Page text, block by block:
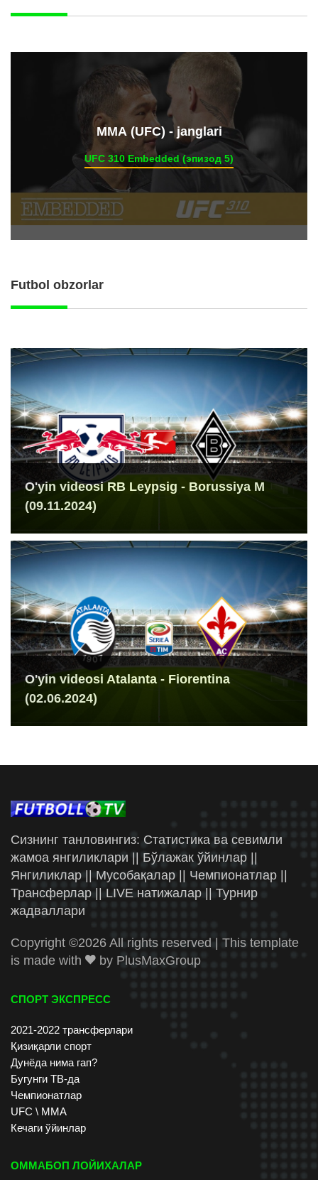
ММА (UFC) - janglari
UFC 310 Embedded (эпизод 5)
Futbol obzorlar
O'yin videosi RB Leypsig - Borussiya M
(09.11.2024)
O'yin videosi Atalanta - Fiorentina
(02.06.2024)
Сизнинг танловингиз: Статистика ва севимли
жамоа янгиликлари || Бўлажак ўйинлар ||
Янгиликлар || Мусобақалар || Чемпионатлар ||
Трансферлар || LIVE натижалар || Турнир
жадваллари
Copyright ©2026 All rights reserved | This template
is made with
by PlusMaxGroup
СПОРТ ЭКСПРЕСС
2021-2022 трансферлари
Қизиқарли спорт
Дунёда нима гап?
Бугунги ТВ-да
Чемпионатлар
UFC \ ММА
Кечаги ўйинлар
ОММАБОП ЛОЙИХАЛАР